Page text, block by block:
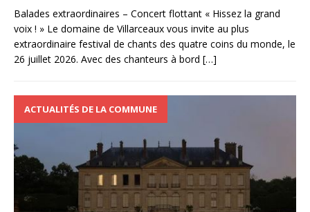
Balades extraordinaires – Concert flottant « Hissez la grand
voix ! » Le domaine de Villarceaux vous invite au plus
extraordinaire festival de chants des quatre coins du monde, le
26 juillet 2026. Avec des chanteurs à bord […]
ACTUALITÉS DE LA COMMUNE